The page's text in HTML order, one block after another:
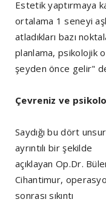
Estetik yaptırmaya
ortalama 1 seneyi
atladıkları bazı
planlama, psikolojik
şeyden önce gelir"
Çevreniz ve
Saydığı bu dört
ayrıntılı bir şekilde
açıklayan Op.Dr.
Cihantimur,
sonrası sıkıntı